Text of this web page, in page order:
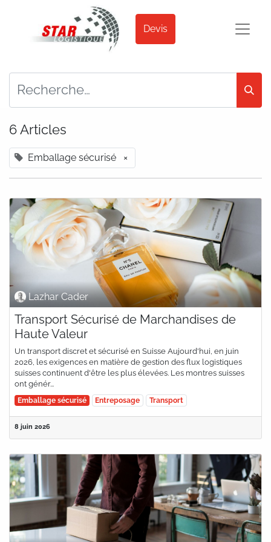
Devis
6 Articles
Emballage sécurisé ×
Lazhar Cader
Transport Sécurisé de Marchandises de
Haute Valeur
Un transport discret et sécurisé en Suisse Aujourd'hui, en juin
2026, les exigences en matière de gestion des flux logistiques
suisses continuent d'être les plus élevées. Les montres suisses
ont génér...
Emballage sécurisé Entreposage Transport
8 juin 2026